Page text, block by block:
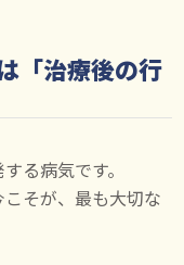
「治療後の行
る病気です。
そが、最も大切な